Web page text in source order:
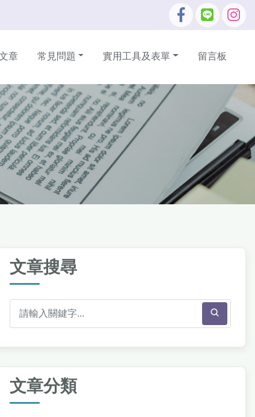
章 常見問題 實用工具及表單 留言板
文章搜尋
文章分類